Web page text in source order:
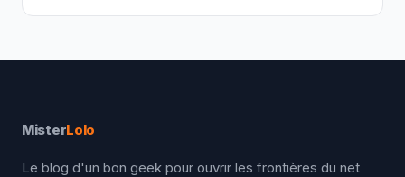
MisterLolo
Le blog d'un bon geek pour ouvrir les frontières du net